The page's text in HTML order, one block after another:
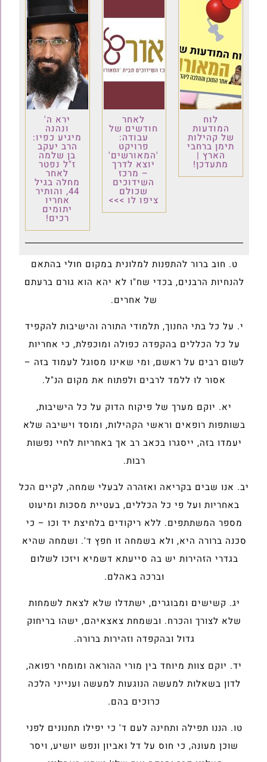
לוח
המודעות
של קהילות
תימן ברחבי
הארץ |
מתעדכן!
לאחר
חודשים של
עבודה:
פרויקט
'המאורשים'
יוצא לדרך
– מרכז
השידוכים
שכולם
ציפו לו >>>
ירא ה'
ונהנה
מיגיע כפיו:
הרב יעקב
בן שלמה
ז"ל נפטר
לאחר
מחלה בגיל
44, והותיר
אחריו
יתומים
רכים!
ט. חוב ברור להתפנות למלונית במקום חולי בהתאם
להנחיות הרבנים, בכדי שח"ו לא יהא הוא גורם ברעתם
של אחרים.
י. על כל בתי החנוך, תלמודי התורה והישיבות להקפיד
על כל הכללים בהקפדה כפולה ומוכפלת, כי אחריות
לשום רבים על ראשם, ומי שאינו מסוגל לעמוד בזה –
אסור לו ללמד לרבים ולפתוח את מקום הנ"ל.
יא. יוקם מערך של פיקוח הדוק על כל הישיבות,
בשותפות רופאים וראשי הקהילות, ומוסד וישיבה שלא
יעמדו בזה, ייסגרו בכאב רב אך באחריות לחיי נפשות
רבות.
יב. אנו שבים בקריאה ואזהרה לבעלי שמחה, לקיים הכל
באחריות ועל פי כל הכללים, בעטיית מסכות ומיעוט
מספר המשתתפים. ללא ריקודים בלחיצת יד וכו – כי
סכנה ברורה היא, ולא בשמחה זו חפץ ד'. ושמחה שהיא
בגדרי הזהירות יש בה סייעתא דשמיא ויזכו לשלום
וברכה באהלם.
יג. קשישים ומבוגרים, ישתדלו שלא לצאת לשמחות
שלא לצורך והכרח. ובשמחת צאצאיהם, ישהו בריחוק
גדול ובהקפדה וזהירות ברורה.
יד. יוקם צוות מיוחד בין מורי ההוראה ומומחי רפואה,
לדון בשאלות למעשה הנוגעות למעשה וענייני הלכה
כרוכים בהם.
טו. הננו תפילה ותחינה לעם ד' כי יפילו תחנונים לפני
שוכן מעונה, כי חוס על דל ואביון ונפש יושיע, ויסר